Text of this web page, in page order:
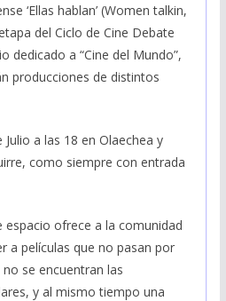
‘Ellas hablan’ (Women talkin,
del Ciclo de Cine Debate
dedicado a “Cine del Mundo”,
producciones de distintos
a las 18 en Olaechea y
como siempre con entrada
espacio ofrece a la comunidad
a películas que no pasan por
se encuentran las
y al mismo tiempo una